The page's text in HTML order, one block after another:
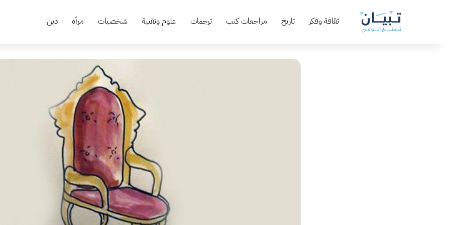
ثقافة وفكر تاريخ مراجعات كتب ترجمات علوم وتقنية شخصيات مرأة دين